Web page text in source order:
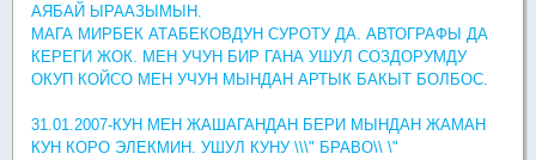
АЯБАЙ ЫРААЗЫМЫН.
МАГА МИРБЕК АТАБЕКОВДУН СУРОТУ ДА. АВТОГРАФЫ ДА
КЕРЕГИ ЖОК. МЕН УЧУН БИР ГАНА УШУЛ СОЗДОРУМДУ
ОКУП КОЙСО МЕН УЧУН МЫНДАН АРТЫК БАКЫТ БОЛБОС.
31.01.2007-КУН МЕН ЖАШАГАНДАН БЕРИ МЫНДАН ЖАМАН
КУН КОРО ЭЛЕКМИН. УШУЛ КУНУ \\\" БРАВО\\ \"